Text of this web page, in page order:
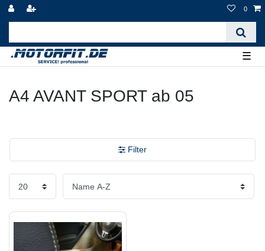
0
☰
A4 AVANT SPORT ab 05
Filter